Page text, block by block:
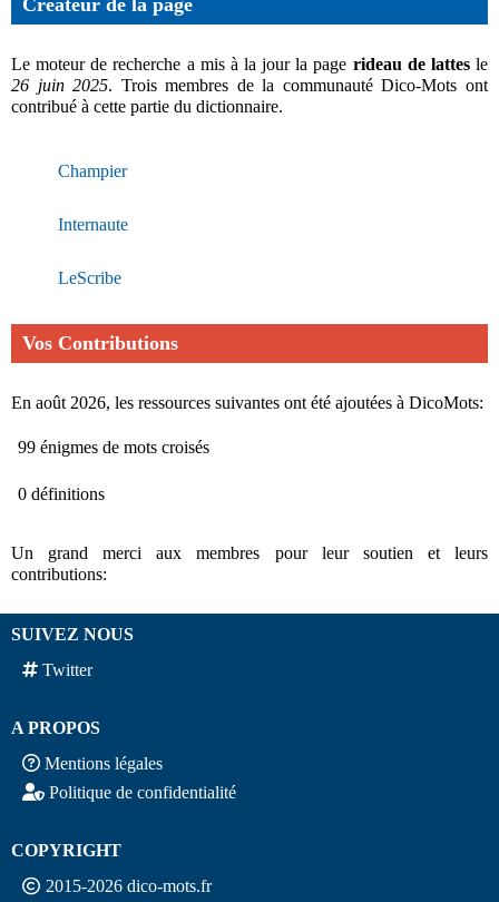
Créateur de la page
Le moteur de recherche a mis à la jour la page rideau de lattesle
26 juin 2025. Trois membres de la communauté Dico-Mots ont
contribué à cette partie du dictionnaire.
Champier
Internaute
LeScribe
Vos Contributions
En août 2026, les ressources suivantes ont été ajoutées à DicoMots:
99 énigmes de mots croisés
0 définitions
Un grand merci aux membres pour leur soutien et leurs
contributions:
SUIVEZ NOUS
Twitter
A PROPOS
Mentions légales
Politique de confidentialité
COPYRIGHT
2015-2026 dico-mots.fr